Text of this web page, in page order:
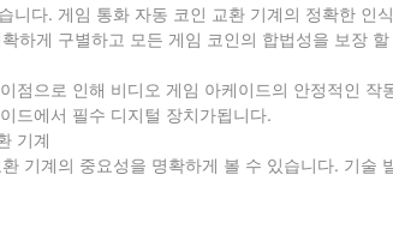
다. 게임 통화 자동 코인 교환 기계의 정확한 인
하게 구별하고 모든 게임 코인의 합법성을 보장
점으로 인해 비디오 게임 아케이드의 안정적인 작
드에서 필수 디지털 장치가됩니다.
기계
기계의 중요성을 명확하게 볼 수 있습니다. 기술